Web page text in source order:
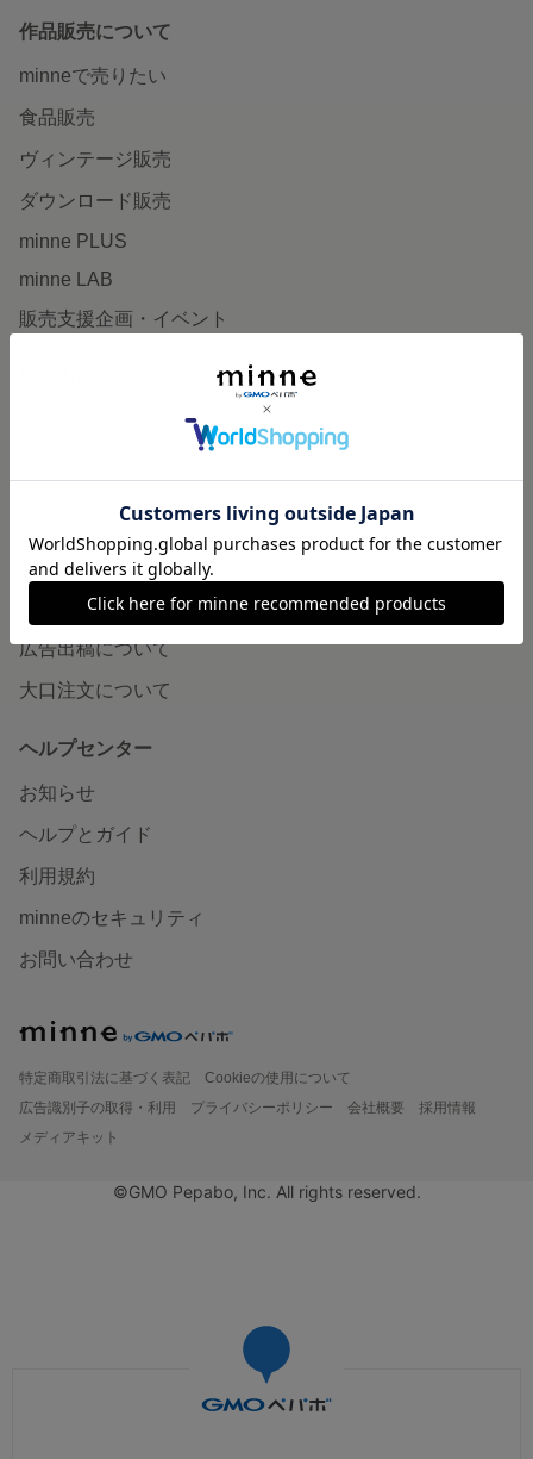
作品販売について
minneで売りたい
食品販売
ヴィンテージ販売
ダウンロード販売
minne PLUS
minne LAB
販売支援企画・イベント
minneとものづくりと
minneの本
企業の方へ
広告出稿について
大口注文について
ヘルプセンター
お知らせ
ヘルプとガイド
利用規約
minneのセキュリティ
お問い合わせ
特定商取引法に基づく表記
Cookieの使用について
広告識別子の取得・利用
プライバシーポリシー 会社概要
採用情報
メディアキット
©GMO Pepabo, Inc. All rights reserved.